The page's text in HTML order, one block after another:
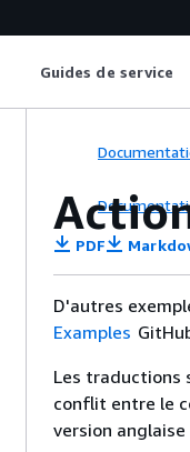
Guides de service
PDF
D'autres
Examples
Les traductions
conflit entre le
version